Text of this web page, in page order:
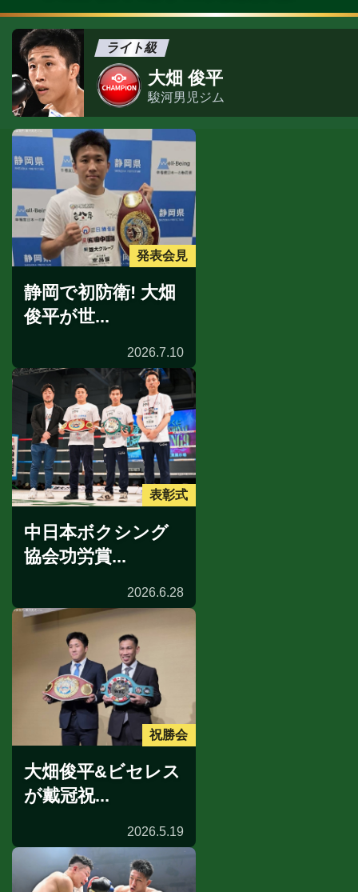
ライト級
大畑 俊平
駿河男児ジム
発表会見
静岡で初防衛! 大畑
俊平が世...
2026.7.10
表彰式
中日本ボクシング
協会功労賞...
2026.6.28
祝勝会
大畑俊平&ビセレス
が戴冠祝...
2026.5.19